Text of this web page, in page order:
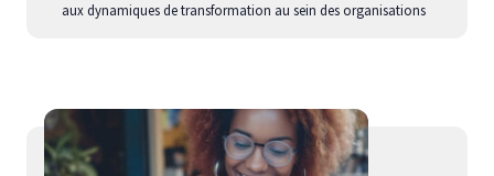
aux dynamiques de transformation au sein des organisations